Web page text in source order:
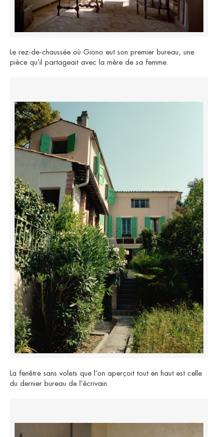
Le rez-de-chaussée où Giono eut son premier bureau, une
pièce qu’il partageait avec la mère de sa femme.
La fenêtre sans volets que l’on aperçoit tout en haut est celle
du dernier bureau de l’écrivain.